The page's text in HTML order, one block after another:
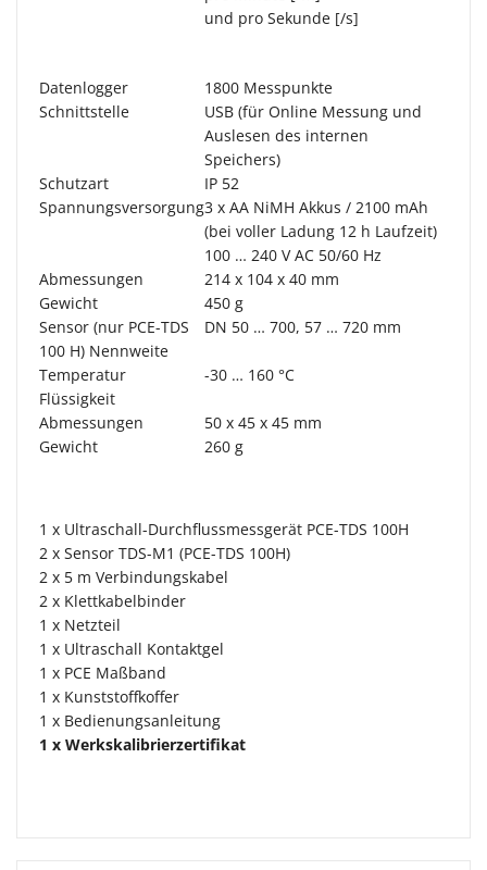
und pro Sekunde [/s]
Datenlogger
1800 Messpunkte
Schnittstelle
USB (für Online Messung und
Auslesen des internen
Speichers)
Schutzart
IP 52
Spannungsversorgung3 x AA NiMH Akkus / 2100 mAh
(bei voller Ladung 12 h Laufzeit)
100 … 240 V AC 50/60 Hz
Abmessungen
214 x 104 x 40 mm
Gewicht
450 g
Sensor (nur PCE-TDS
100 H) Nennweite
DN 50 … 700, 57 … 720 mm
Temperatur
Flüssigkeit
-30 … 160 °C
Abmessungen
50 x 45 x 45 mm
Gewicht
260 g
1 x Ultraschall-Durchflussmessgerät PCE-TDS 100H
2 x Sensor TDS-M1 (PCE-TDS 100H)
2 x 5 m Verbindungskabel
2 x Klettkabelbinder
1 x Netzteil
1 x Ultraschall Kontaktgel
1 x PCE Maßband
1 x Kunststoffkoffer
1 x Bedienungsanleitung
1 x Werkskalibrierzertifikat